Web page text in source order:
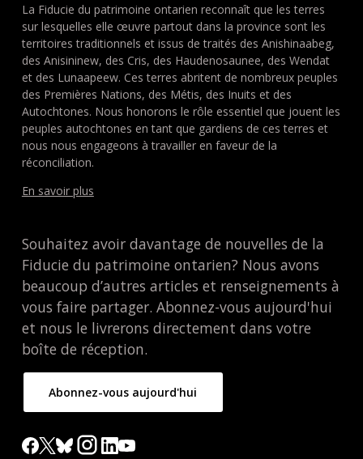
La Fiducie du patrimoine ontarien reconnaît que les terres
sur lesquelles elle œuvre partout dans la province sont les
territoires traditionnels et issus de traités des Anishinaabeg,
des Anisininew, des Cris, des Haudenosaunee, des Wendat
et des Lunaapeew. Ces terres abritent de nombreux peuples
des Premières Nations, des Métis, des Inuits et des
Autochtones. Nous honorons le rôle essentiel que jouent les
peuples autochtones en tant que gardiens de ces terres et
nous nous engageons à travailler en faveur de la
réconciliation.
En savoir plus
Souhaitez avoir davantage de nouvelles de la
Fiducie du patrimoine ontarien? Nous avons
beaucoup d’autres articles et renseignements à
vous faire partager. Abonnez-vous aujourd'hui
et nous le livrerons directement dans votre
boîte de réception.
Abonnez-vous aujourd'hui